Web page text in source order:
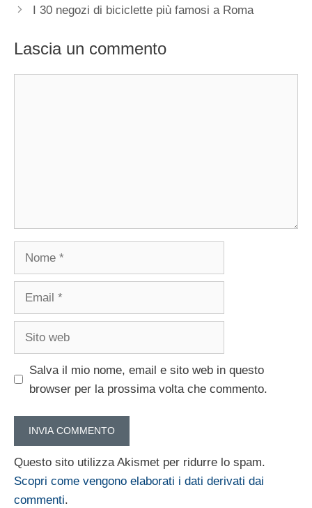
I 30 negozi di biciclette più famosi a Roma
Lascia un commento
Salva il mio nome, email e sito web in questo
browser per la prossima volta che commento.
Questo sito utilizza Akismet per ridurre lo spam.
Scopri come vengono elaborati i dati derivati dai
commenti.